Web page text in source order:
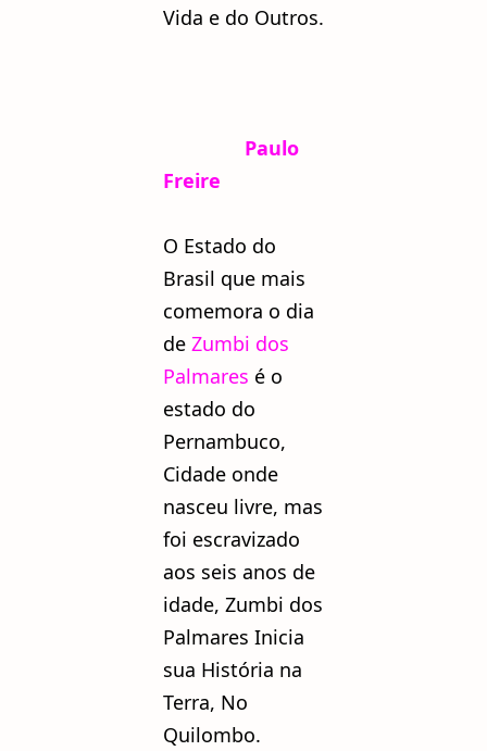
Vida e do Outros.
Paulo
Freire
O Estado do
Brasil que mais
comemora o dia
de Zumbi dos
Palmares é o
estado do
Pernambuco,
Cidade onde
nasceu livre, mas
foi escravizado
aos seis anos de
idade, Zumbi dos
Palmares Inicia
sua História na
Terra, No
Quilombo.